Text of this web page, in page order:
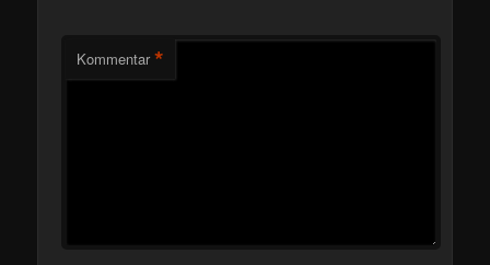
Kommentar *